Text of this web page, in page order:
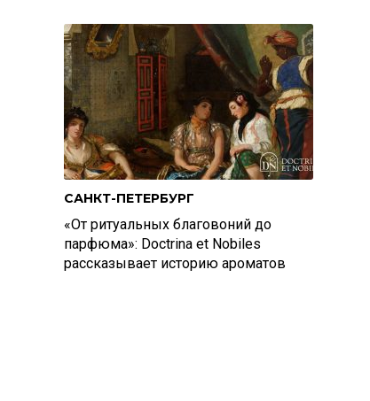
САНКТ-ПЕТЕРБУРГ
«От ритуальных благовоний до
парфюма»: Doctrina et Nobiles
рассказывает историю ароматов